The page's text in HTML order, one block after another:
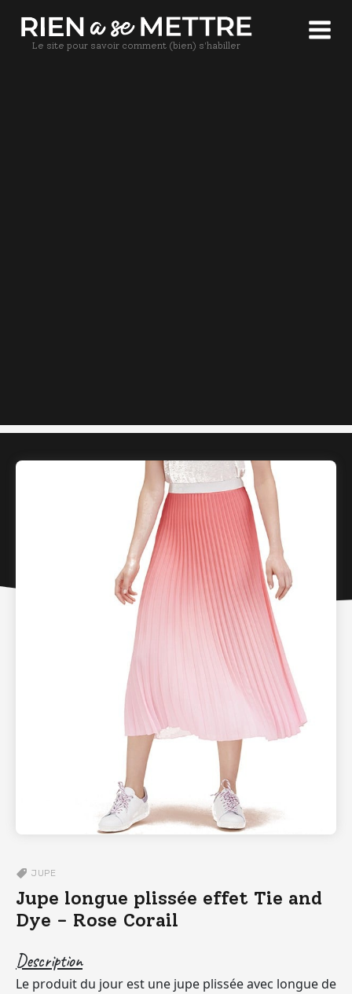
Le site pour savoir comment (bien) s'habiller
JUPE
Jupe longue plissée effet Tie and
Dye - Rose Corail
Description
Le produit du jour est une jupe plissée avec longue de